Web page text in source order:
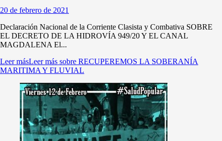
20 de febrero de 2021
Declaración Nacional de la Corriente Clasista y Combativa SOBRE
EL DECRETO DE LA HIDROVÍA 949/20 Y EL CANAL
MAGDALENA El...
Leer másLeer más sobre RECUPEREMOS LA SOBERANÍA
MARITIMA Y FLUVIAL